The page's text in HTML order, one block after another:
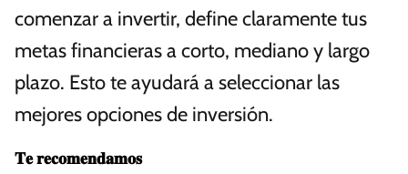
comenzar a invertir, define claramente tus
metas financieras a corto, mediano y largo
plazo. Esto te ayudará a seleccionar las
mejores opciones de inversión.
𝐓𝐞 𝐫𝐞𝐜𝐨𝐦𝐞𝐧𝐝𝐚𝐦𝐨𝐬